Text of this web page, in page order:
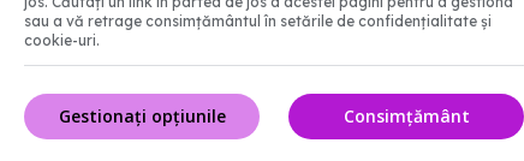
sau a vă retrage consimțământul în setările de confidențialitate și
cookie-uri.
Consimțământ
Gestionați opțiunile